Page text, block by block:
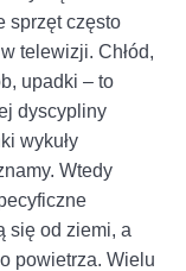
sprzęt często
telewizji. Chłód,
upadki – to
dyscypliny
wykuły
Wtedy
się od ziemi, a
powietrza. Wielu